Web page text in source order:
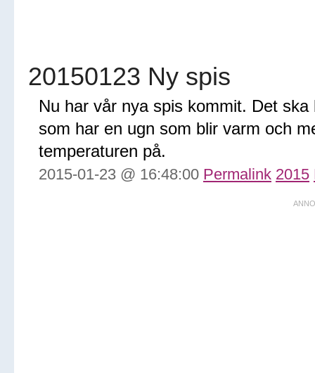
20150123 Ny spis
Nu har vår nya spis kommit. Det
som har en ugn som blir varm och
temperaturen på.
2015-01-23 @ 16:48:00 Permalink 2015